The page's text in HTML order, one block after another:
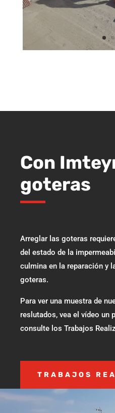
Con
goteras
Arreglar las goteras
del estado de la
culmina en la reparación y
goteras.
Para ver una muestra de
reslutados, vea el vídeo un
consulte los Trabajos
TRABAJOS